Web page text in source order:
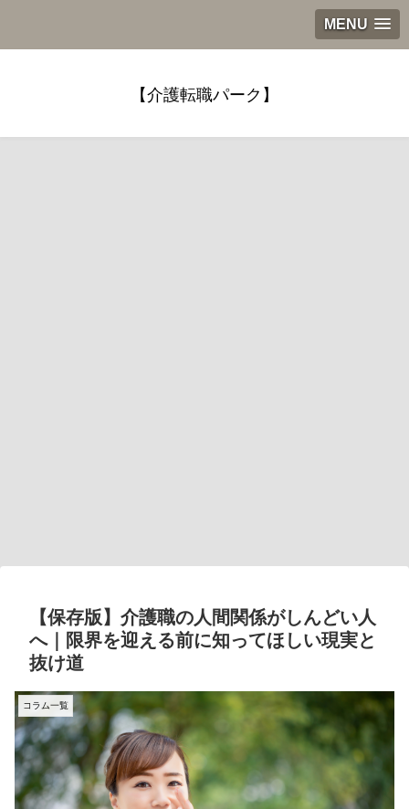
MENU
【介護転職パーク】
【保存版】介護職の人間関係がしんどい人
へ｜限界を迎える前に知ってほしい現実と
抜け道
コラム一覧